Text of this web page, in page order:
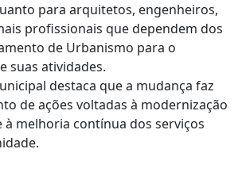
para arquitetos, engenheiros,
profissionais que dependem dos
de Urbanismo para o
suas atividades.
destaca que a mudança faz
de ações voltadas à modernização
à melhoria contínua dos serviços